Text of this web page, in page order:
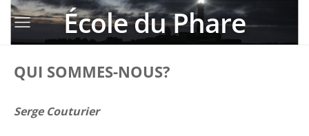
École du Phare
QUI SOMMES-NOUS?
Serge Couturier